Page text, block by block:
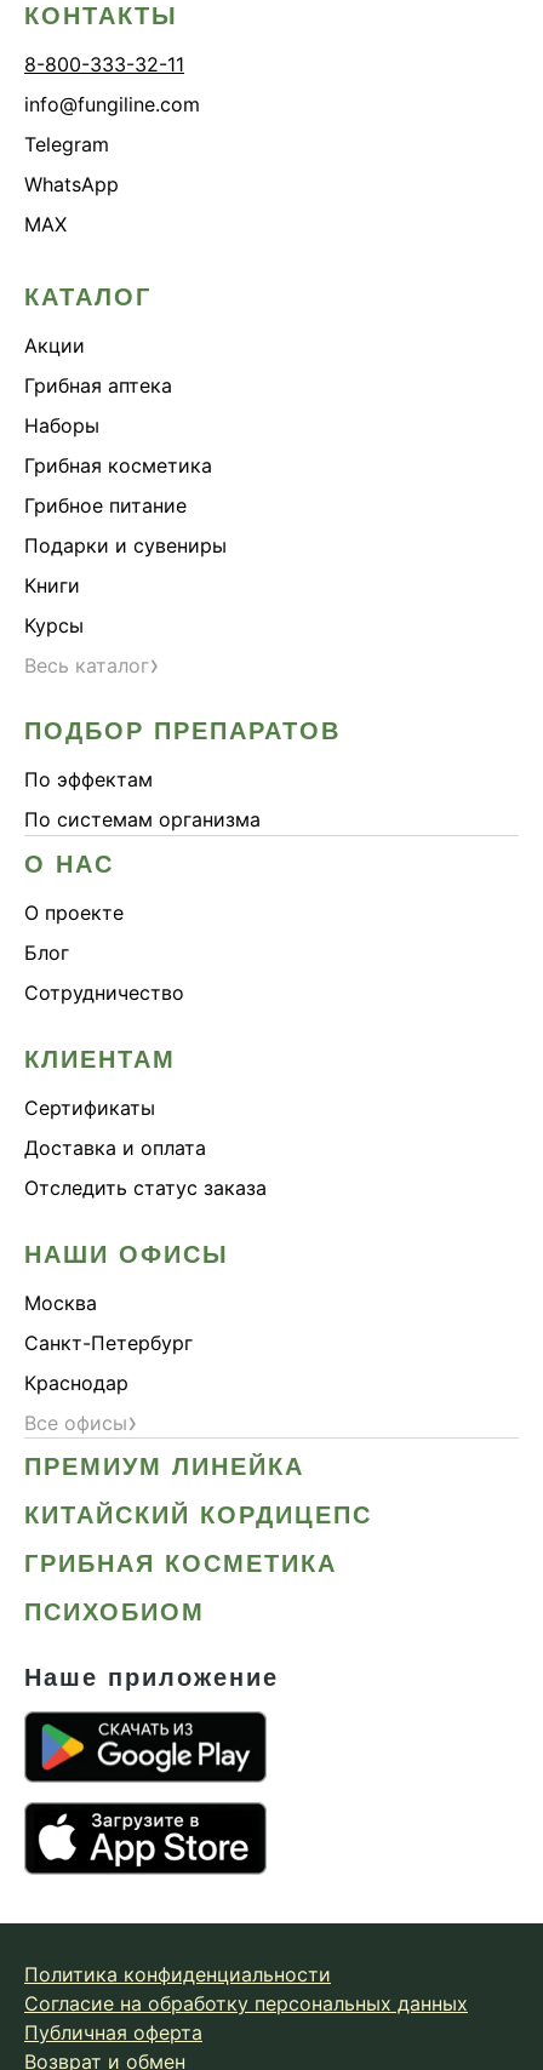
КОНТАКТЫ
8-800-333-32-11
info@fungiline.com
Telegram
WhatsApp
MAX
КАТАЛОГ
Акции
Грибная аптека
Наборы
Грибная косметика
Грибное питание
Подарки и сувениры
Книги
Курсы
Весь каталог›
ПОДБОР ПРЕПАРАТОВ
По эффектам
По системам организма
О НАС
О проекте
Блог
Сотрудничество
КЛИЕНТАМ
Сертификаты
Доставка и оплата
Отследить статус заказа
НАШИ ОФИСЫ
Москва
Санкт-Петербург
Краснодар
Все офисы›
ПРЕМИУМ ЛИНЕЙКА
КИТАЙСКИЙ КОРДИЦЕПС
ГРИБНАЯ КОСМЕТИКА
ПСИХОБИОМ
Наше приложение
Политика конфиденциальности
Согласие на обработку персональных данных
Публичная оферта
Возврат и обмен